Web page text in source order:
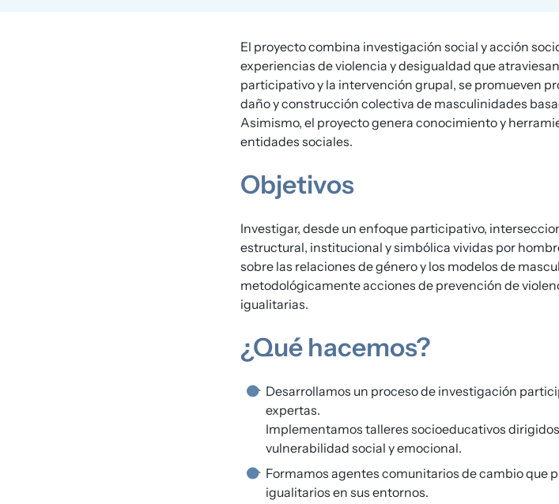
El proyecto combina investigación social y acción
experiencias de violencia y desigualdad que
participativo y la intervención grupal, se promueven
daño y construcción colectiva de masculinidades
Asimismo, el proyecto genera conocimiento y
entidades sociales.
Objetivos
Investigar, desde un enfoque participativo,
estructural, institucional y simbólica vividas por
sobre las relaciones de género y los modelos de
metodológicamente acciones de prevención de
igualitarias.
¿Qué hacemos?
Desarrollamos un proceso de investigación
expertas.
Implementamos talleres socioeducativos
vulnerabilidad social y emocional.
Formamos agentes comunitarios de cambio que
igualitarios en sus entornos.